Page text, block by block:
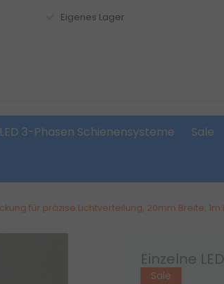
Eigenes Lager
LED 3-Phasen Schienensysteme Sale
für präzise Lichtverteilung, 20mm Breite,
Einzelne
Sale